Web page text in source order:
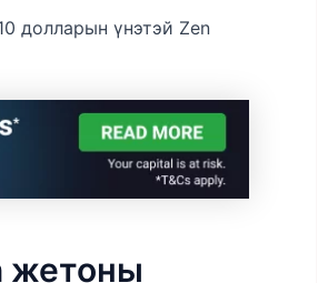
долларын үнэтэй Zen
жетоны